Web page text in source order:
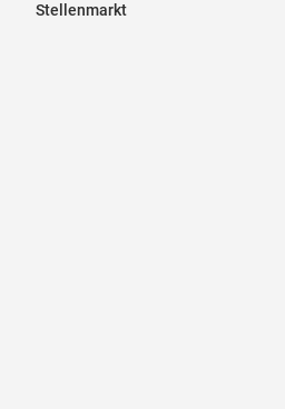
Stellenmarkt